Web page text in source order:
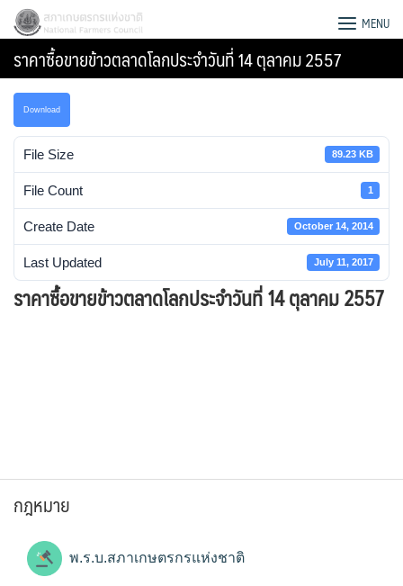
Skip
content
สภาเกษตรกรแห่งชาติ MENU
ราคาซื้อขายข้าวตลาดโลกประจำวันที่ 14 ตุลาคม 2557
Download
File Size 89.23 KB
File Count 1
Create Date October 14, 2014
Last Updated July 11, 2017
ราคาซื้อขายข้าวตลาดโลกประจำวันที่ 14 ตุลาคม 2557
กฎหมาย
พ.ร.บ.สภาเกษตรกรแห่งชาติ